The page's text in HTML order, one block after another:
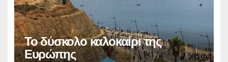
Το δύσκολο καλοκαίρι της
Ευρώπης